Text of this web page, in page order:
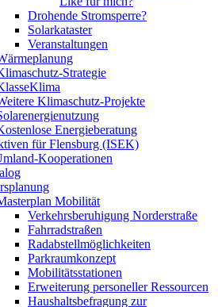
Drohende Stromsperre?
Solarkataster
Veranstaltungen
Strategie
Klimaschutz-Projekte
Energieberatung
für Flensburg (ISEK)
Kooperationen
Mobilität
Verkehrsberuhigung Norderstraße
Fahrradstraßen
Radabstellmöglichkeiten
Parkraumkonzept
Mobilitätsstationen
Erweiterung personeller Ressourcen
Haushaltsbefragung zur